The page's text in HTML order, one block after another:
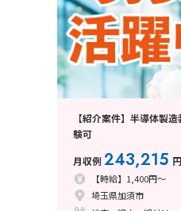
【紹介案件】半導体製
験可
月収例243,215 円
【時給】1,400円～
埼玉県加須市